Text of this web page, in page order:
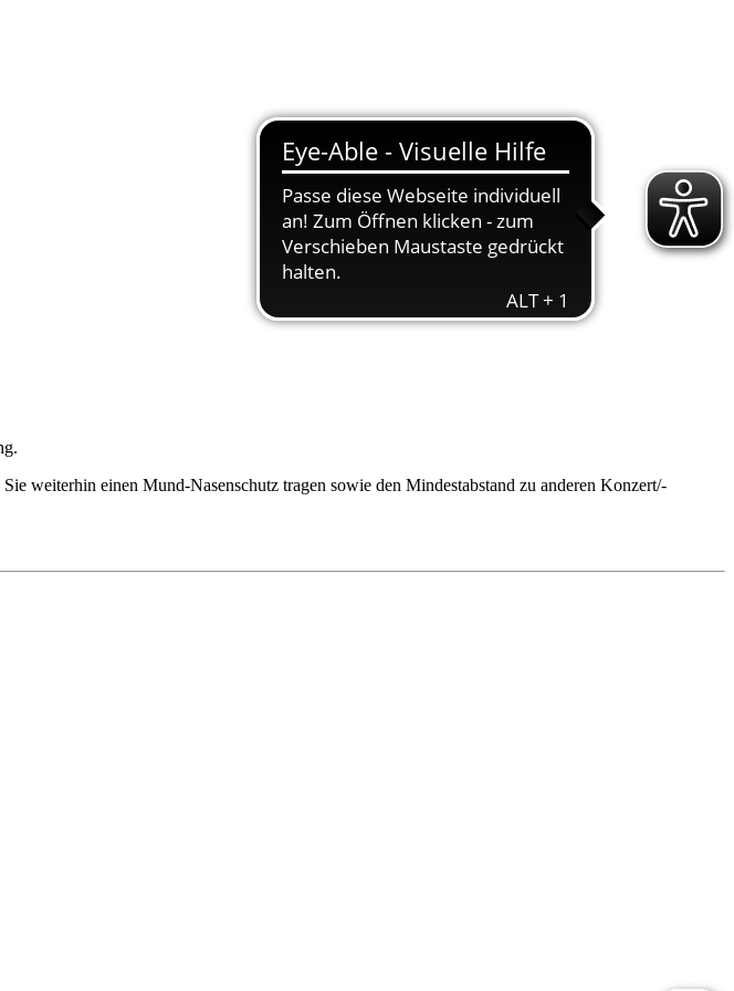
weiterhin einen Mund-Nasenschutz tragen sowie den Mindestabstand zu anderen Konzert/-